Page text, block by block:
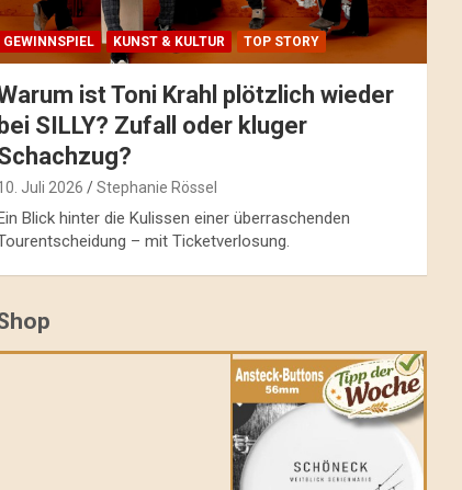
GEWINNSPIEL KUNST & KULTUR TOP STORY
ist Toni Krahl plötzlich wieder
bei SILLY? Zufall oder kluger
Juli 2026 Stephanie Rössel
Blick hinter die Kulissen einer überraschenden
– mit Ticketverlosung.